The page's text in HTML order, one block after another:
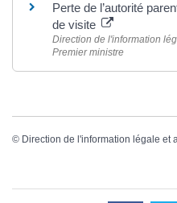
Perte de l’autorité
de visite
Direction de l'information
Premier ministre
© Direction de l'information légale et